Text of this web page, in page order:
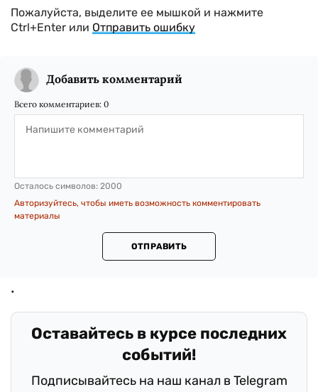
Пожалуйста, выделите ее мышкой и нажмите
Ctrl+Enter или Отправить ошибку
Добавить комментарий
Всего комментариев: 0
Осталось символов: 2000
Авторизуйтесь, чтобы иметь возможность комментировать
материалы
ОТПРАВИТЬ
Оставайтесь в курсе последних
событий!
Подписывайтесь на наш канал в Telegram